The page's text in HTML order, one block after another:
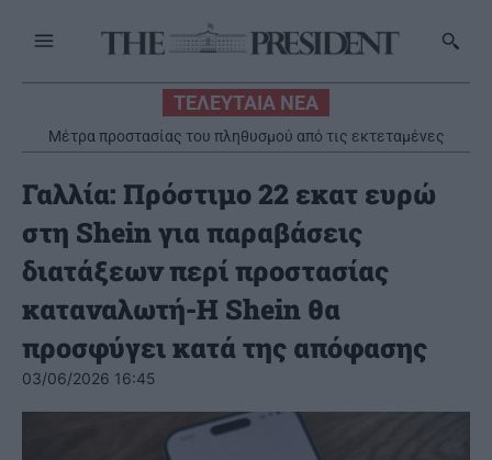
ΤΕΛΕΥΤΑΙΑ ΝΕΑ
Μέτρα προστασίας του πληθυσμού από τις εκτεταμένες
πυρκαγιές
Γαλλία: Πρόστιμο 22 εκατ ευρώ
στη Shein για παραβάσεις
διατάξεων περί προστασίας
καταναλωτή-Η Shein θα
προσφύγει κατά της απόφασης
03/06/2026 16:45